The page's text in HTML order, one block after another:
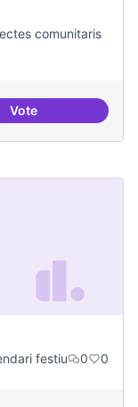
comunitaris
VoteEspai Jove
festiu 0 0